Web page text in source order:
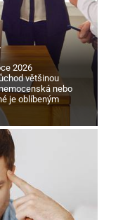
2026
většinou
nebo
je oblíbeným